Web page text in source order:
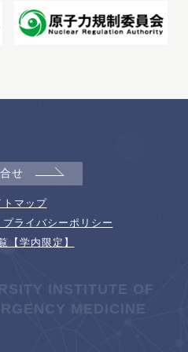
せ
トマップ
ライバシーポリシー
【学内限定】
INSTITUTE OF
MEDICINE